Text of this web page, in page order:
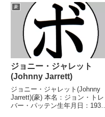
タイトル】2016年世界ユース選
手権スーパーヘビー級優勝(アマ
チュア)豪州ヘビー級王座W...
豪
ジョニー・ジャレット
(Johnny Jarrett)
ジョニー・ジャレット(Johnny
Jarrett)(豪) 本名：ジョン・トレ
バー・パッテン生年月日：1936